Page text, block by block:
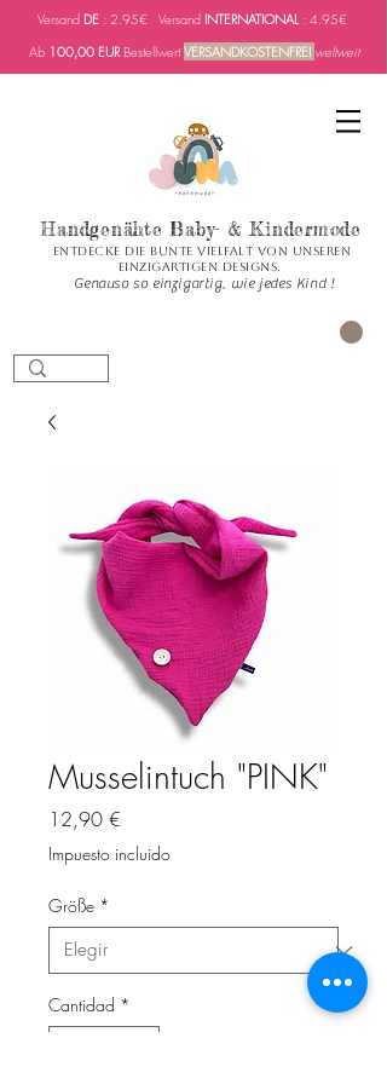
Versand DE : 2.95€ Versand INTERNATIONAL : 4.95€
Ab 100,00 EURBestellwertVERSANDKOSTENFREI weltweit
Handgenähte Baby- & Kindermode
Entdecke die bunte Vielfalt von unseren
einzigartigen Designs.
Genauso so einzigartig, wie jedes Kind !
Musselintuch "PINK"
12,90 €
Impuesto incluido
Größe *
Cantidad *